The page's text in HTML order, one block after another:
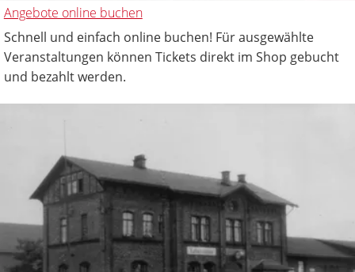
Angebote online buchen
Schnell und einfach online buchen! Für ausgewählte
Veranstaltungen können Tickets direkt im Shop gebucht
und bezahlt werden.